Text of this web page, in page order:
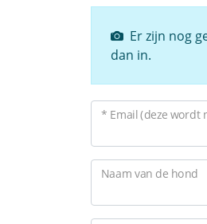
Er zijn nog
dan in.
* Email (deze wordt
Naam van de hond